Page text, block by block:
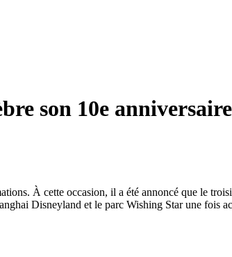
son 10e
À cette occasion, il a été annoncé que le
Disneyland et le parc Wishing Star une fois